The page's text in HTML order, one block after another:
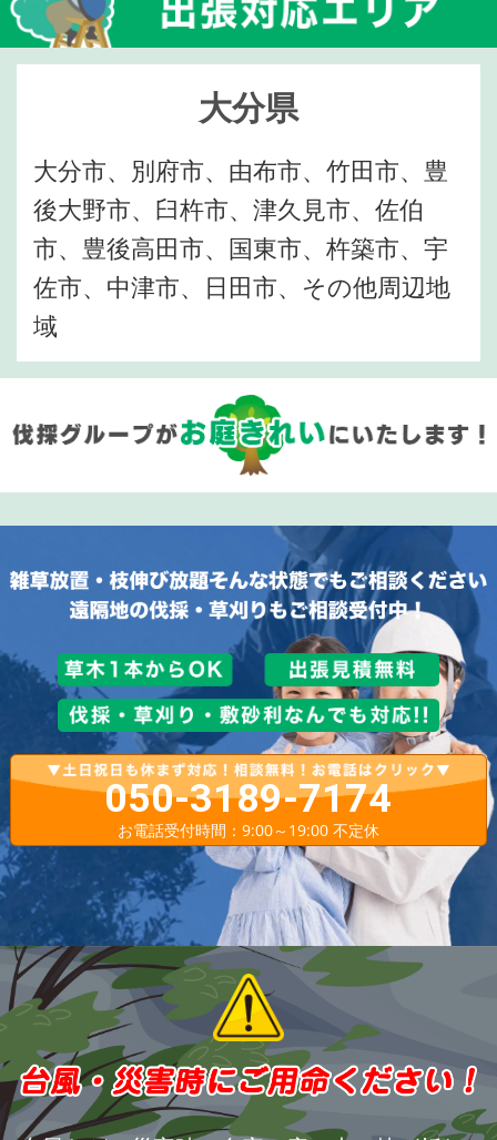
大分県
大分市、別府市、由布市、竹田市、豊
後大野市、臼杵市、津久見市、佐伯
市、豊後高田市、国東市、杵築市、宇
佐市、中津市、日田市、その他周辺地
域
050-3189-7174
お電話受付時間：9:00～19:00 不定休